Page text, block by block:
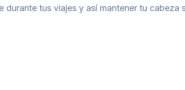
tus viajes y así mantener tu cabeza